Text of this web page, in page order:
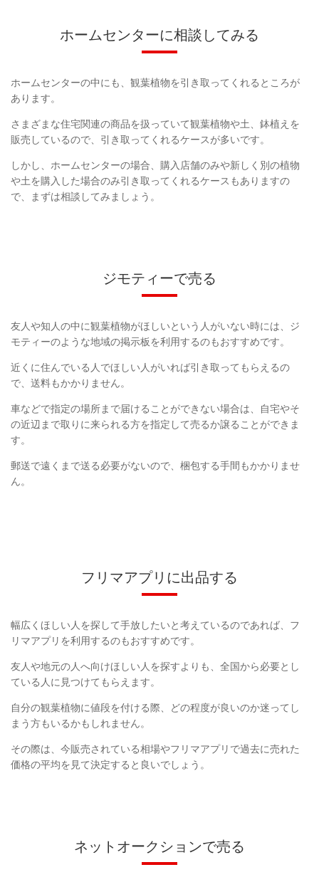
ホームセンターに相談してみる
ホームセンターの中にも、観葉植物を引き取ってくれるところが
あります。
さまざまな住宅関連の商品を扱っていて観葉植物や土、鉢植えを
販売しているので、引き取ってくれるケースが多いです。
しかし、ホームセンターの場合、購入店舗のみや新しく別の植物
や土を購入した場合のみ引き取ってくれるケースもありますの
で、まずは相談してみましょう。
ジモティーで売る
友人や知人の中に観葉植物がほしいという人がいない時には、ジ
モティーのような地域の掲示板を利用するのもおすすめです。
近くに住んでいる人でほしい人がいれば引き取ってもらえるの
で、送料もかかりません。
車などで指定の場所まで届けることができない場合は、自宅やそ
の近辺まで取りに来られる方を指定して売るか譲ることができま
す。
郵送で遠くまで送る必要がないので、梱包する手間もかかりませ
ん。
フリマアプリに出品する
幅広くほしい人を探して手放したいと考えているのであれば、フ
リマアプリを利用するのもおすすめです。
友人や地元の人へ向けほしい人を探すよりも、全国から必要とし
ている人に見つけてもらえます。
自分の観葉植物に値段を付ける際、どの程度が良いのか迷ってし
まう方もいるかもしれません。
その際は、今販売されている相場やフリマアプリで過去に売れた
価格の平均を見て決定すると良いでしょう。
ネットオークションで売る